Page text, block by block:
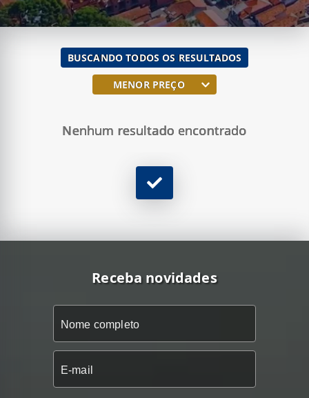
BUSCANDO TODOS OS RESULTADOS
MENOR PREÇO
Nenhum resultado encontrado
Receba novidades